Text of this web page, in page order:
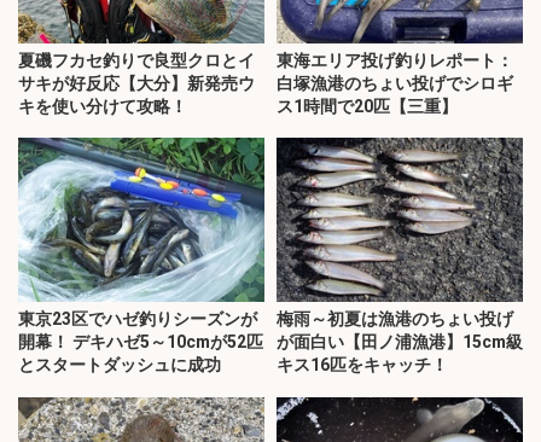
夏磯フカセ釣りで良型クロとイ
サキが好反応【大分】新発売ウ
キを使い分けて攻略！
東海エリア投げ釣りレポート：
白塚漁港のちょい投げでシロギ
ス1時間で20匹【三重】
東京23区でハゼ釣りシーズンが
開幕！ デキハゼ5～10cmが52匹
とスタートダッシュに成功
梅雨～初夏は漁港のちょい投げ
が面白い【田ノ浦漁港】15cm級
キス16匹をキャッチ！